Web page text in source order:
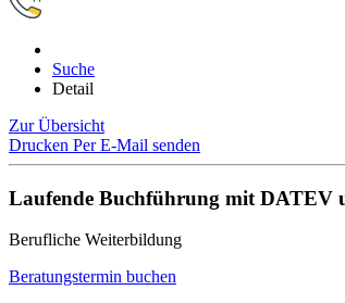
Suche
Detail
Zur Übersicht
Drucken Per E-Mail senden
Laufende Buchführung mit DATEV
Berufliche Weiterbildung
Beratungstermin buchen